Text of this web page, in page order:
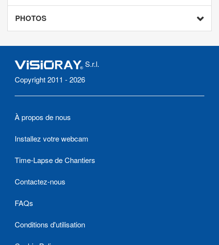
PHOTOS
S.r.l.
Copyright 2011 - 2026
À propos de nous
Installez votre webcam
Time-Lapse de Chantiers
Contactez-nous
FAQs
Conditions d'utilisation